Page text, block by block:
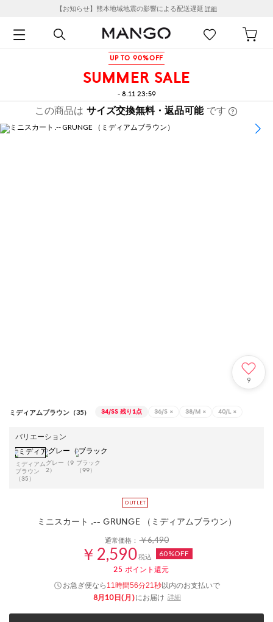
【お知らせ】熊本地域地震の影響による配送遅延 詳細
UP TO 90%OFF
SUMMER SALE
- 8.11 23:59
この商品は サイズ交換無料・返品可能 です
1/8
9
ミディアムブラウン（35） 34/SS 残り1点 36/S × 38/M × 40/L ×
バリエーション
ミディアム
ブラウン
（35）
グレー（9
2）
ブラック
（99）
ミニスカート .-- GRUNGE （ミディアムブラウン）
通常価格：￥6,490
￥2,590税込 60%OFF
25 ポイント還元
お急ぎ便なら 11時間56分20秒以内のお支払いで
8月10日(月)にお届け 詳細